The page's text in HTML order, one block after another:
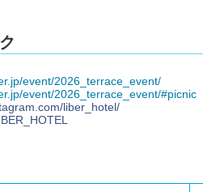
event/2026_terrace_event/
event/2026_terrace_event/#picnic
liber_hotel/